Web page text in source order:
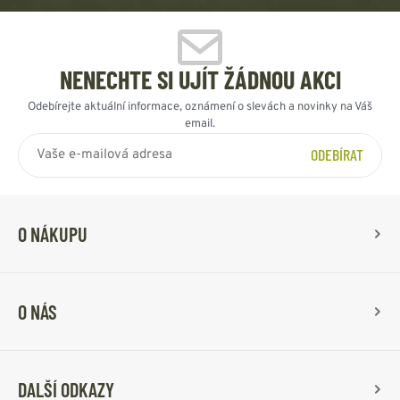
NENECHTE SI UJÍT ŽÁDNOU AKCI
Odebírejte aktuální informace, oznámení o slevách a novinky na Váš
email.
ODEBÍRAT
O NÁKUPU
O NÁS
DALŠÍ ODKAZY